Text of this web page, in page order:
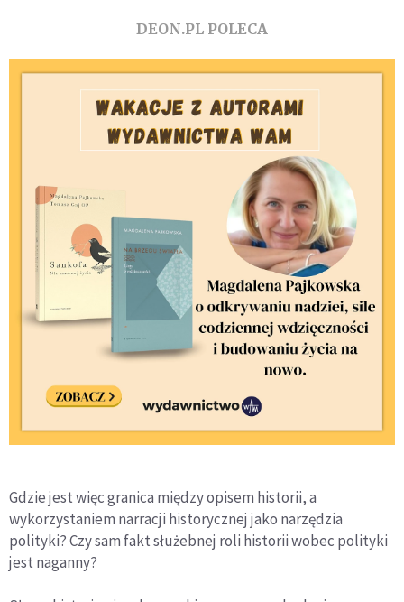
DEON.PL POLECA
Gdzie jest więc granica między opisem historii, a
wykorzystaniem narracji historycznej jako narzędzia
polityki? Czy sam fakt służebnej roli historii wobec polityki
jest naganny?